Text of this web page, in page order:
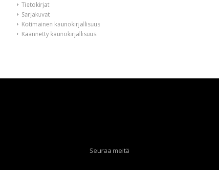
Tietokirjat
Sarjakuvat
Kotimainen kaunokirjallisuus
Käännetty kaunokirjallisuus
Seuraa meitä